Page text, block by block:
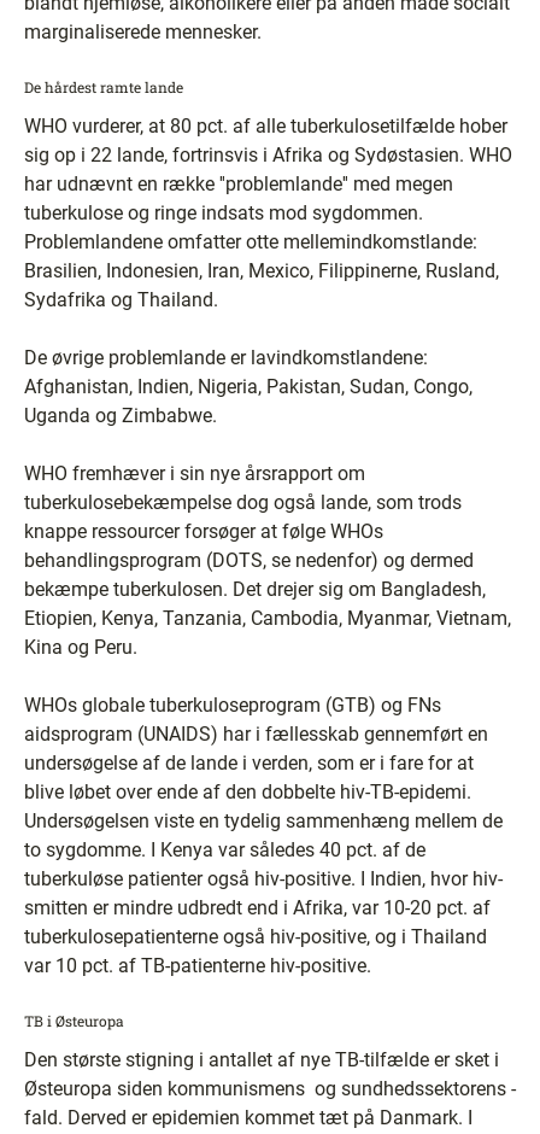
marginaliserede mennesker.
De hårdest ramte lande
WHO vurderer, at 80 pct. af alle tuberkulosetilfælde hober
sig op i 22 lande, fortrinsvis i Afrika og Sydøstasien. WHO
har udnævnt en række ''problemlande'' med megen
tuberkulose og ringe indsats mod sygdommen.
Problemlandene omfatter otte mellemindkomstlande:
Brasilien, Indonesien, Iran, Mexico, Filippinerne, Rusland,
Sydafrika og Thailand.
De øvrige problemlande er lavindkomstlandene:
Afghanistan, Indien, Nigeria, Pakistan, Sudan, Congo,
Uganda og Zimbabwe.
WHO fremhæver i sin nye årsrapport om
tuberkulosebekæmpelse dog også lande, som trods
knappe ressourcer forsøger at følge WHOs
behandlingsprogram (DOTS, se nedenfor) og dermed
bekæmpe tuberkulosen. Det drejer sig om Bangladesh,
Etiopien, Kenya, Tanzania, Cambodia, Myanmar, Vietnam,
Kina og Peru.
WHOs globale tuberkuloseprogram (GTB) og FNs
aidsprogram (UNAIDS) har i fællesskab gennemført en
undersøgelse af de lande i verden, som er i fare for at
blive løbet over ende af den dobbelte hiv-TB-epidemi.
Undersøgelsen viste en tydelig sammenhæng mellem de
to sygdomme. I Kenya var således 40 pct. af de
tuberkuløse patienter også hiv-positive. I Indien, hvor hiv-
smitten er mindre udbredt end i Afrika, var 10-20 pct. af
tuberkulosepatienterne også hiv-positive, og i Thailand
var 10 pct. af TB-patienterne hiv-positive.
TB i Østeuropa
Den største stigning i antallet af nye TB-tilfælde er sket i
Østeuropa siden kommunismens ­ og sundhedssektorens ­
fald. Derved er epidemien kommet tæt på Danmark. I